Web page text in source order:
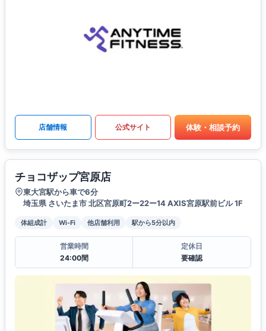
店舗情報 公式サイト 体験・相談予約
チョコザップ宮原店
東大宮駅から車で6分
埼玉県 さいたま市 北区宮原町2ー22ー14 AXIS宮原駅前ビル 1F
体組成計 Wi-Fi 他店舗利用 駅から5分以内
営業時間
24:00間
定休日
要確認